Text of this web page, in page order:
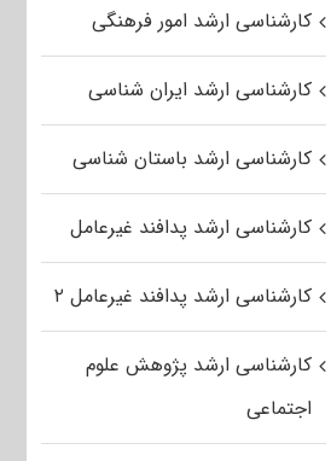
کارشناسی ارشد امور فرهنگی
کارشناسی ارشد ایران شناسی
کارشناسی ارشد باستان شناسی
کارشناسی ارشد پدافند غیرعامل
کارشناسی ارشد پدافند غیرعامل ۲
کارشناسی ارشد پژوهش علوم
اجتماعی